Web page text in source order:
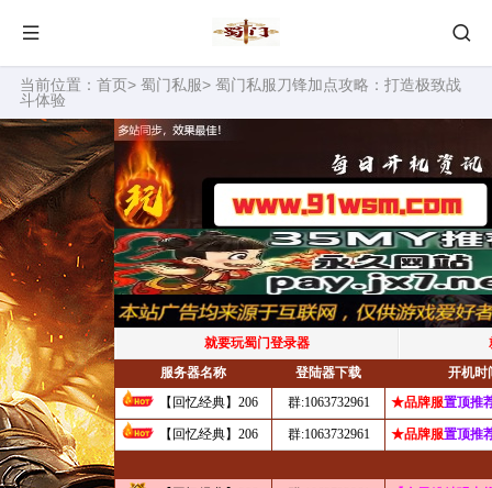
当前位置： 首页> 蜀门私服> 蜀门私服刀锋加点攻略：打造极致战
斗体验